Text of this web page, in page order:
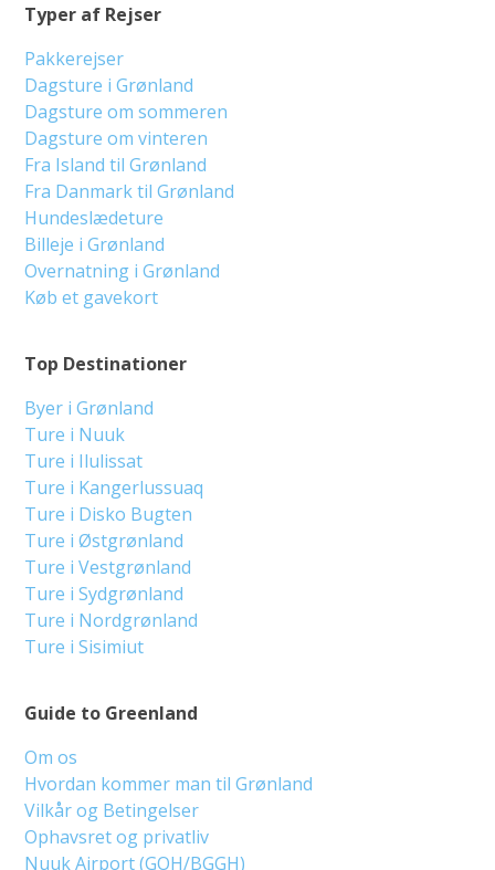
Guide to Greenland
Om os
Hvordan kommer man til Grønland
Vilkår og Betingelser
Ophavsret og privatliv
Nuuk Airport (GOH/BGGH)
Top Destinationer
Byer i Grønland
Ture i Nuuk
Ture i Ilulissat
Ture i Kangerlussuaq
Ture i Disko Bugten
Ture i Østgrønland
Ture i Vestgrønland
Ture i Sydgrønland
Ture i Nordgrønland
Ture i Sisimiut
Typer af Rejser
Pakkerejser
Dagsture i Grønland
Dagsture om sommeren
Dagsture om vinteren
Fra Island til Grønland
Fra Danmark til Grønland
Hundeslædeture
Billeje i Grønland
Overnatning i Grønland
Køb et gavekort